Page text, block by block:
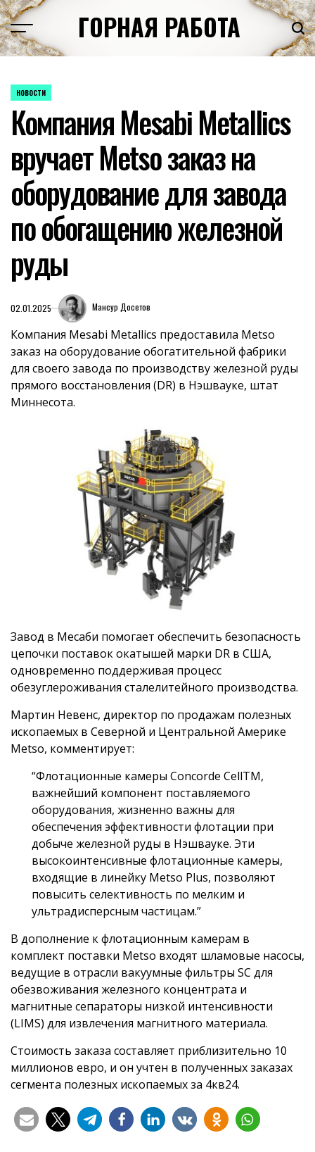
Перейти
к
содержимому
ГОРНАЯ РАБОТА
ОПУБЛИКОВАНО
НОВОСТИ
Компания Mesabi Metallics
вручает Metso заказ на
оборудование для завода
по обогащению железной
руды
02.01.2025 Мансур Досетов
Компания Mesabi Metallics предоставила Metso
заказ на оборудование обогатительной фабрики
для своего завода по производству железной руды
прямого восстановления (DR) в Нэшвауке, штат
Миннесота.
Завод в Месаби помогает обеспечить безопасность
цепочки поставок окатышей марки DR в США,
одновременно поддерживая процесс
обезуглероживания сталелитейного производства.
Мартин Невенс, директор по продажам полезных
ископаемых в Северной и Центральной Америке
Metso, комментирует:
“Флотационные камеры Concorde CellTM,
важнейший компонент поставляемого
оборудования, жизненно важны для
обеспечения эффективности флотации при
добыче железной руды в Нэшвауке. Эти
высокоинтенсивные флотационные камеры,
входящие в линейку Metso Plus, позволяют
повысить селективность по мелким и
ультрадисперсным частицам.”
В дополнение к флотационным камерам в
комплект поставки Metso входят шламовые насосы,
ведущие в отрасли вакуумные фильтры SC для
обезвоживания железного концентрата и
магнитные сепараторы низкой интенсивности
(LIMS) для извлечения магнитного материала.
Стоимость заказа составляет приблизительно 10
миллионов евро, и он учтен в полученных заказах
сегмента полезных ископаемых за 4кв24.